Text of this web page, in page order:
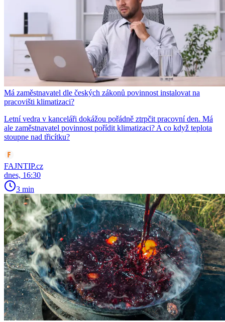
Má zaměstnavatel dle českých zákonů povinnost instalovat na
pracovišti klimatizaci?
Letní vedra v kanceláři dokážou pořádně ztrpčit pracovní den. Má
ale zaměstnavatel povinnost pořídit klimatizaci? A co když teplota
stoupne nad třicítku?
FAJNTIP.cz
dnes, 16:30
3 min